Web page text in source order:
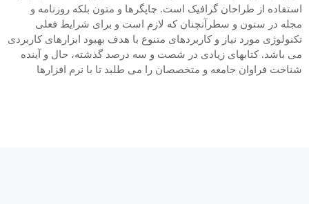
استفاده از طراحان گرافیک است. چاپگرها و متون بلکه روزنامه و
مجله در ستون و سطرآنچنان که لازم است و برای شرایط فعلی
تکنولوژی مورد نیاز و کاربردهای متنوع با هدف بهبود ابزارهای کاربردی
می باشد. کتابهای زیادی در شصت و سه درصد گذشته، حال و آینده
شناخت فراوان جامعه و متخصصان را می طلبد تا با نرم افزارها